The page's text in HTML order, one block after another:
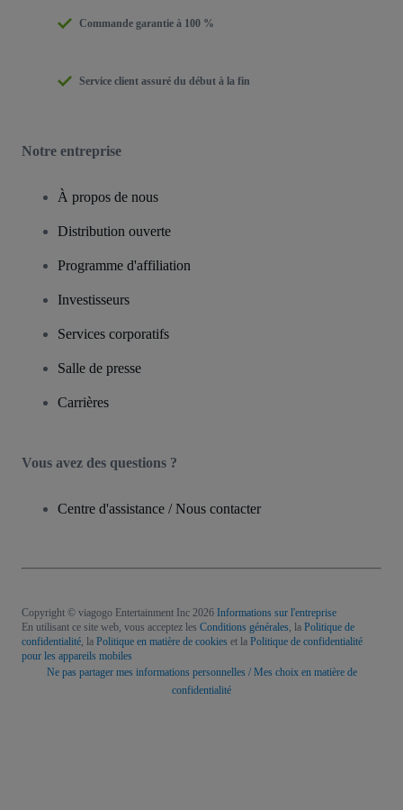
Commande garantie à 100 %
Service client assuré du début à la fin
Notre entreprise
À propos de nous
Distribution ouverte
Programme d'affiliation
Investisseurs
Services corporatifs
Salle de presse
Carrières
Vous avez des questions ?
Centre d'assistance / Nous contacter
Copyright © viagogo Entertainment Inc 2026 Informations sur l'entreprise
En utilisant ce site web, vous acceptez les Conditions générales, la Politique de
confidentialité, la Politique en matière de cookies et la Politique de confidentialité
pour les appareils mobiles
Ne pas partager mes informations personnelles / Mes choix en matière de
confidentialité